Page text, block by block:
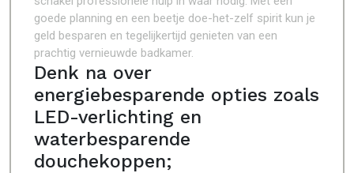
goede planning en een beetje doe-het-zelf spirit kun je
geld besparen en tegelijkertijd genieten van een
prachtig vernieuwde badkamer.
Denk na over
energiebesparende opties zoals
LED-verlichting en
waterbesparende
douchekoppen;